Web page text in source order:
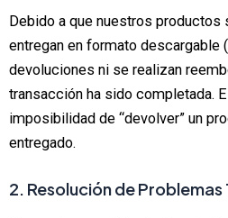
Debido a que nuestros
entregan en formato descargable
devoluciones ni se realizan
transacción ha sido completada.
imposibilidad de “devolver” un
entregado.
2. Resolución de Problemas